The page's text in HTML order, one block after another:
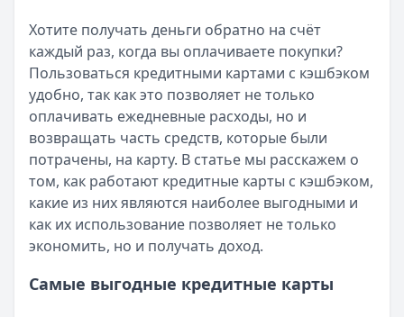
Хотите получать деньги обратно на счёт
каждый раз, когда вы оплачиваете покупки?
Пользоваться кредитными картами с кэшбэком
удобно, так как это позволяет не только
оплачивать ежедневные расходы, но и
возвращать часть средств, которые были
потрачены, на карту. В статье мы расскажем о
том, как работают кредитные карты с кэшбэком,
какие из них являются наиболее выгодными и
как их использование позволяет не только
экономить, но и получать доход.
Самые выгодные кредитные карты